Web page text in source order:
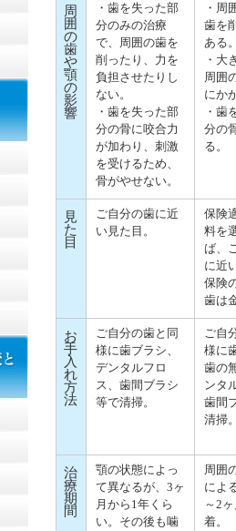
周
囲
の
歯
や
顎
の
影
響
・歯を失った部
分のみの治療
で、周囲の歯を
削ったり、力を
負担させたりし
ない。
・歯を失った部
分の骨に咬合力
が加わり、刺激
を受けるため、
骨がやせない。
・周
歯を
ある
・大
周囲
にか
・歯
分の
る。
見
た
目
ご自分の歯に近
い見た目。
保険
料を
ば、
に近
保険
歯は
お
手
入
れ
方
法
ご自分の歯と同
様に歯ブラシ、
デンタルフロ
ス、歯間ブラシ
等で清掃。
ご自
様に
歯の
ンタ
歯間
清掃
治
療
期
間
顎の状態によっ
て異なるが、3ヶ
月から1年くら
い。その後も噛
周囲
によ
～2
着。